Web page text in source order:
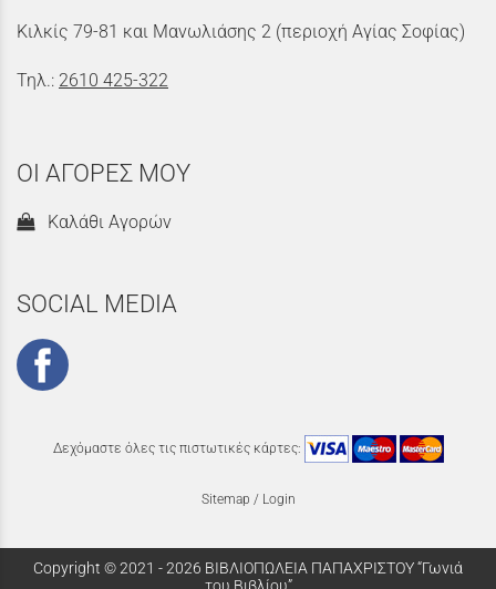
Κιλκίς 79-81 και Μανωλιάσης 2 (περιοχή Αγίας Σοφίας)
Τηλ.: 2610 425-322
ΟΙ ΑΓΟΡΕΣ ΜΟΥ
Καλάθι Αγορών
SOCIAL MEDIA
Δεχόμαστε όλες τις πιστωτικές κάρτες:
Sitemap / Login
Copyright © 2021 - 2026 ΒΙΒΛΙΟΠΩΛΕΙΑ ΠΑΠΑΧΡΙΣΤΟΥ “Γωνιά